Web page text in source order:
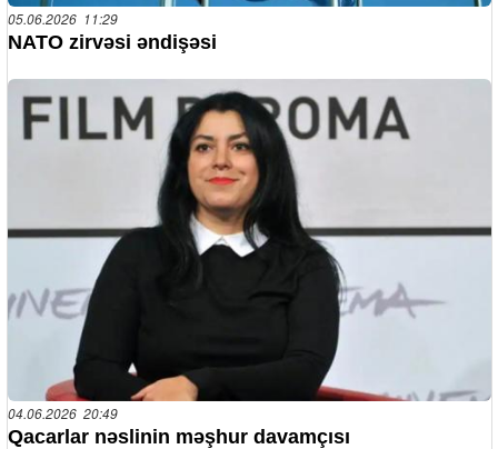
05.06.2026 11:29
NATO zirvəsi əndişəsi
04.06.2026 20:49
Qacarlar nəslinin məşhur davamçısı